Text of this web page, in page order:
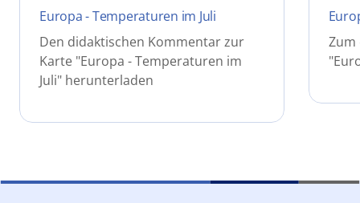
Europa - Temperaturen im Juli
Den didaktischen Kommentar zur
Karte "Europa - Temperaturen im
Juli" herunterladen